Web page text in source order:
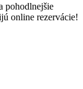
pohodlnejšie
online rezervácie!